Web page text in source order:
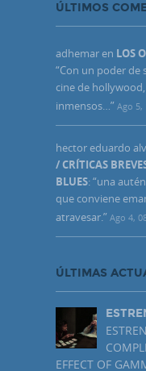
ÚLTIMOS
adhemar en LOS
“Con un poder de
cine de
inmensos…” Ago 5,
hector eduardo
/ CRÍTICAS
BLUES: “una
que conviene
atravesar.” Ago 4,
ÚLTIMAS
EFFECT OF